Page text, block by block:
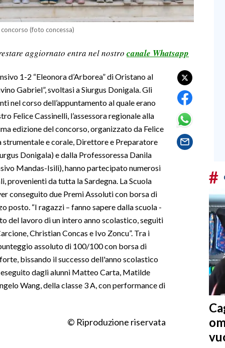
(foto concessa)
aggiornato entra nel nostro canale Whatsapp
1-2 “Eleonora d’Arborea” di Oristano al
Gabriel”, svoltasi a Siurgus Donigala. Gli
nel corso dell’appuntamento al quale erano
Felice Cassinelli, l’assessora regionale alla
edizione del concorso, organizzato da Felice
e corale, Direttore e Preparatore
Donigala) e dalla Professoressa Danila
Mandas-Isili), hanno partecipato numerosi
provenienti da tutta la Sardegna. La Scuola
conseguito due Premi Assoluti con borsa di
posto. “I ragazzi – fanno sapere dalla scuola -
del lavoro di un intero anno scolastico, seguiti
Christian Concas e Ivo Zoncu”. Tra i
assoluto di 100/100 con borsa di
bissando il successo dell'anno scolastico
dagli alunni Matteo Carta, Matilde
Wang, della classe 3 A, con performance di
© Riproduzione riservata
#